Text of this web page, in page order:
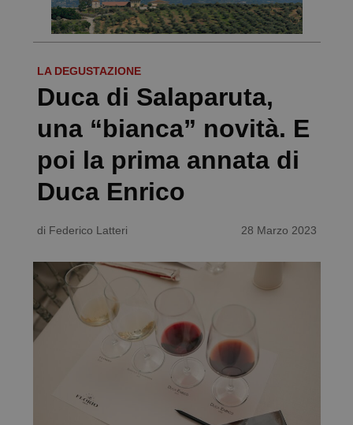
LA DEGUSTAZIONE
Duca di Salaparuta,
una “bianca” novità. E
poi la prima annata di
Duca Enrico
di Federico Latteri 28 Marzo 2023